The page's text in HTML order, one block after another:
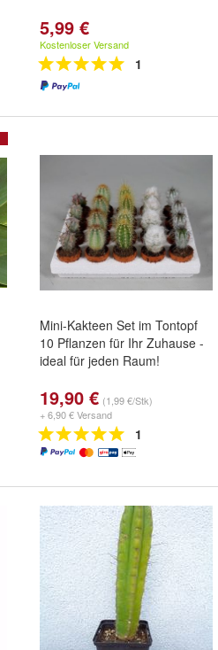
5,99 €
Kostenloser Versand
1
Mini-Kakteen Set im Tontopf
10 Pflanzen für Ihr Zuhause -
ideal für jeden Raum!
19,90 € (1,99 €/Stk)
+ 6,90 € Versand
1